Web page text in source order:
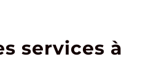
services à